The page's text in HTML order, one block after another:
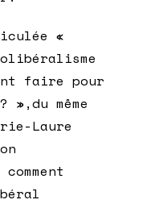
«
faire pour
même
Laure